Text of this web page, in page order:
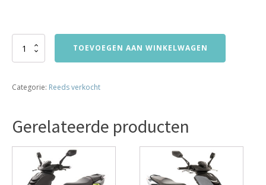
Gilera
45km
verkocht
aantal
TOEVOEGEN AAN WINKELWAGEN
Categorie: Reeds verkocht
Gerelateerde producten